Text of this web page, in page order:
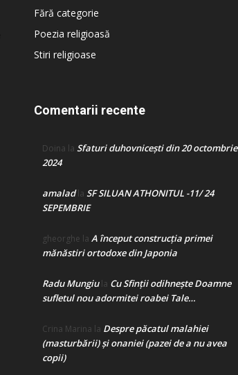
Fără categorie
Poezia religioasă
Stiri religioase
Comentarii recente
Doina la Sfaturi duhovnicești din 20 octombrie
2024
amaladla SF SILUAN ATHONITUL -11/ 24
SEPEMBRIE
gheorghe la A început construcţia primei
mănăstiri ortodoxe din Japonia
Radu Mungiula Cu Sfinții odihnește Doamne
sufletul nou adormitei roabei Tale…
Crina Marina la Despre păcatul malahiei
(masturbării) şi onaniei (pazei de a nu avea
copii)